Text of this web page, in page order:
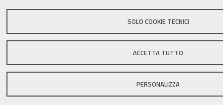
SOLO COOKIE TECNICI
ACCETTA TUTTO
PERSONALIZZA